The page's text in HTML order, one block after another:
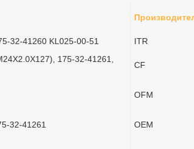
32-41260 KL025-00-51 ITR
175-32-41261,
CF
OFM
32-41261 OEM